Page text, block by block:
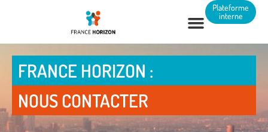
Plateforme
interne
FRANCE HORIZON :
NOUS CONTACTER